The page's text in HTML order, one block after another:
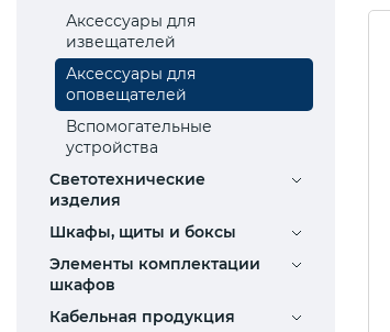
Аксессуары для
извещателей
Аксессуары для
оповещателей
Вспомогательные
устройства
Светотехнические
изделия
Шкафы, щиты и боксы
Элементы комплектации
шкафов
Кабельная продукция